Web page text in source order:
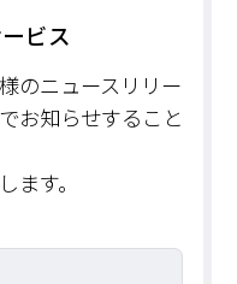
ビス
のニュースリリー
お知らせすること
ます。